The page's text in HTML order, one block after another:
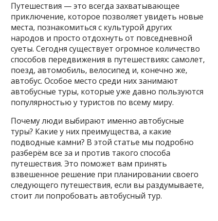
Путешествия — это всегда захватывающее
приключение, которое позволяет увидеть новые
места, познакомиться с культурой других
народов и просто отдохнуть от повседневной
суеты. Сегодня существует огромное количество
способов передвижения в путешествиях: самолет,
поезд, автомобиль, велосипед и, конечно же,
автобус. Особое место среди них занимают
автобусные туры, которые уже давно пользуются
популярностью у туристов по всему миру.
Почему люди выбирают именно автобусные
туры? Какие у них преимущества, а какие
подводные камни? В этой статье мы подробно
разберём все за и против такого способа
путешествия. Это поможет вам принять
взвешенное решение при планировании своего
следующего путешествия, если вы раздумываете,
стоит ли попробовать автобусный тур.